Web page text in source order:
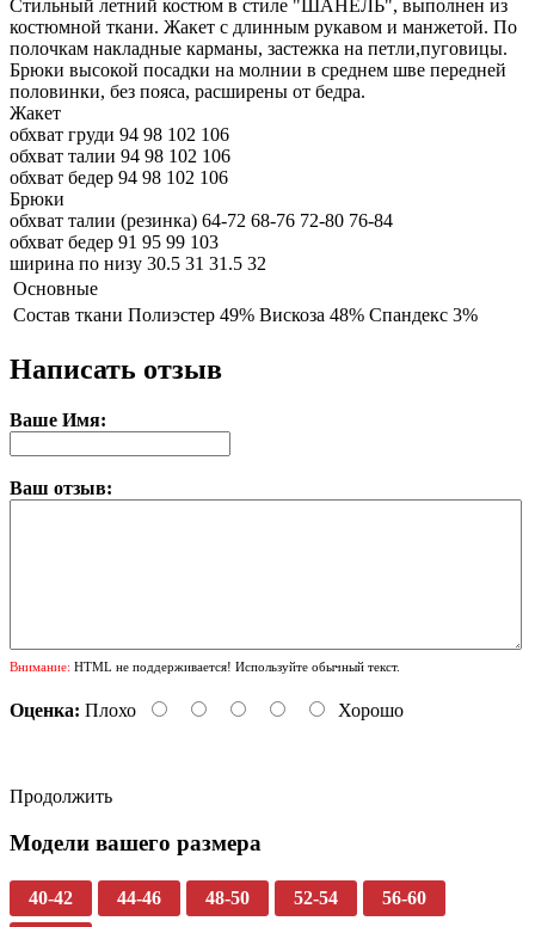
Стильный летний костюм в стиле "ШАНЕЛЬ", выполнен из
костюмной ткани. Жакет с длинным рукавом и манжетой. По
полочкам накладные карманы, застежка на петли,пуговицы.
Брюки высокой посадки на молнии в среднем шве передней
половинки, без пояса, расширены от бедра.
Жакет
обхват груди 94 98 102 106
обхват талии 94 98 102 106
обхват бедер 94 98 102 106
Брюки
обхват талии (резинка) 64-72 68-76 72-80 76-84
обхват бедер 91 95 99 103
ширина по низу 30.5 31 31.5 32
Основные
Состав ткани Полиэстер 49% Вискоза 48% Спандекс 3%
Написать отзыв
Ваше Имя:
Ваш отзыв:
Внимание: HTML не поддерживается! Используйте обычный текст.
Оценка: Плохо Хорошо
Продолжить
Модели вашего размера
40-42 44-46 48-50 52-54 56-60